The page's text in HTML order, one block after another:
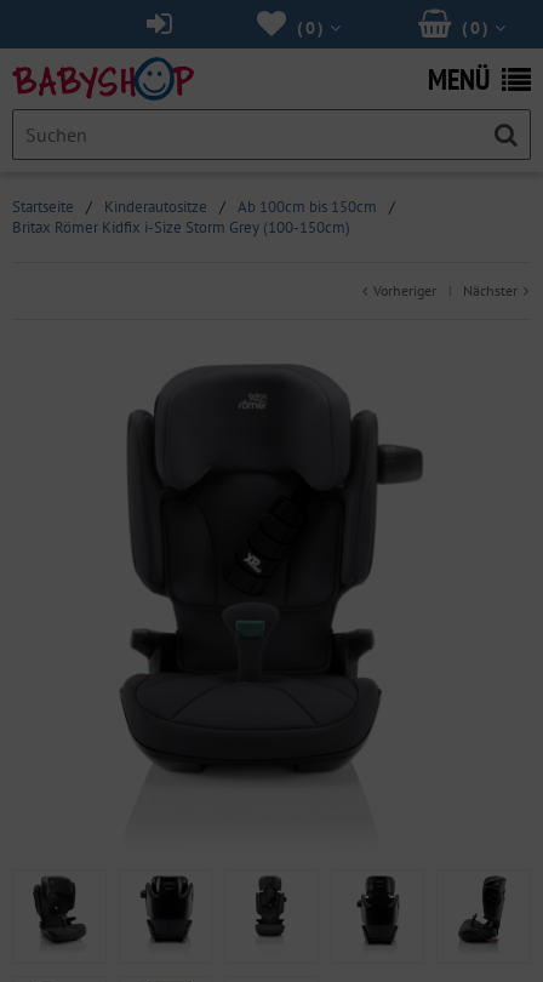
(0 )
(0 )
MENÜ
Startseite / Kinderautositze / Ab 100cm bis 150cm
/
Britax Römer Kidfix i-Size Storm Grey (100-150cm)
Vorheriger | Nächster